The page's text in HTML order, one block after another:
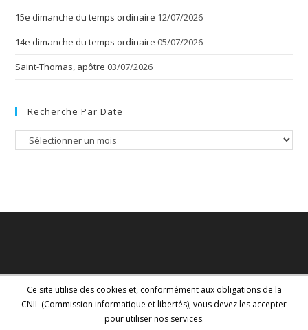
15e dimanche du temps ordinaire 12/07/2026
14e dimanche du temps ordinaire 05/07/2026
Saint-Thomas, apôtre 03/07/2026
Recherche Par Date
Recherche
Ce site utilise des cookies et, conformément aux obligations de la
CNIL (Commission informatique et libertés), vous devez les accepter
pour utiliser nos services.